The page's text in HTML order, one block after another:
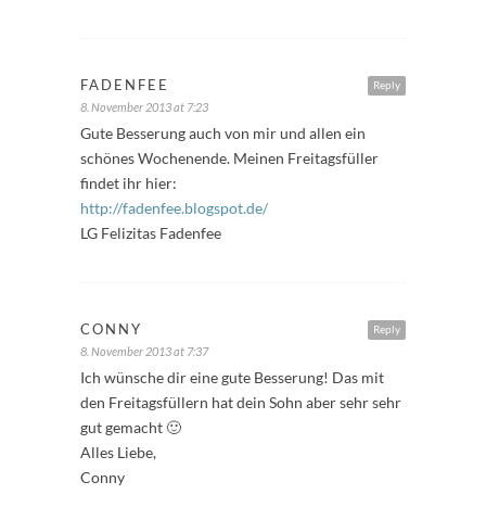
Reply
FADENFEE
8. November 2013 at 7:23
Gute Besserung auch von mir und allen ein
schönes Wochenende. Meinen Freitagsfüller
findet ihr hier:
http://fadenfee.blogspot.de/
LG Felizitas Fadenfee
Reply
CONNY
8. November 2013 at 7:37
Ich wünsche dir eine gute Besserung! Das mit
den Freitagsfüllern hat dein Sohn aber sehr sehr
gut gemacht 🙂
Alles Liebe,
Conny